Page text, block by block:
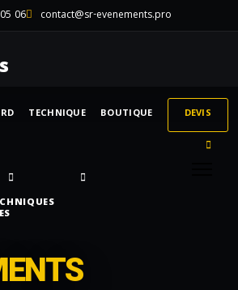
06 contact@sr-evenements.pro
TECHNIQUE BOUTIQUE DEVIS